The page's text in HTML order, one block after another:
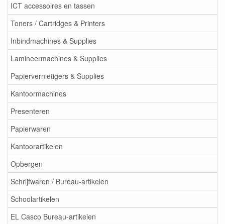
ICT accessoires en tassen
Toners / Cartridges & Printers
Inbindmachines & Supplies
Lamineermachines & Supplies
Papiervernietigers & Supplies
Kantoormachines
Presenteren
Papierwaren
Kantoorartikelen
Opbergen
Schrijfwaren / Bureau-artikelen
Schoolartikelen
EL Casco Bureau-artikelen